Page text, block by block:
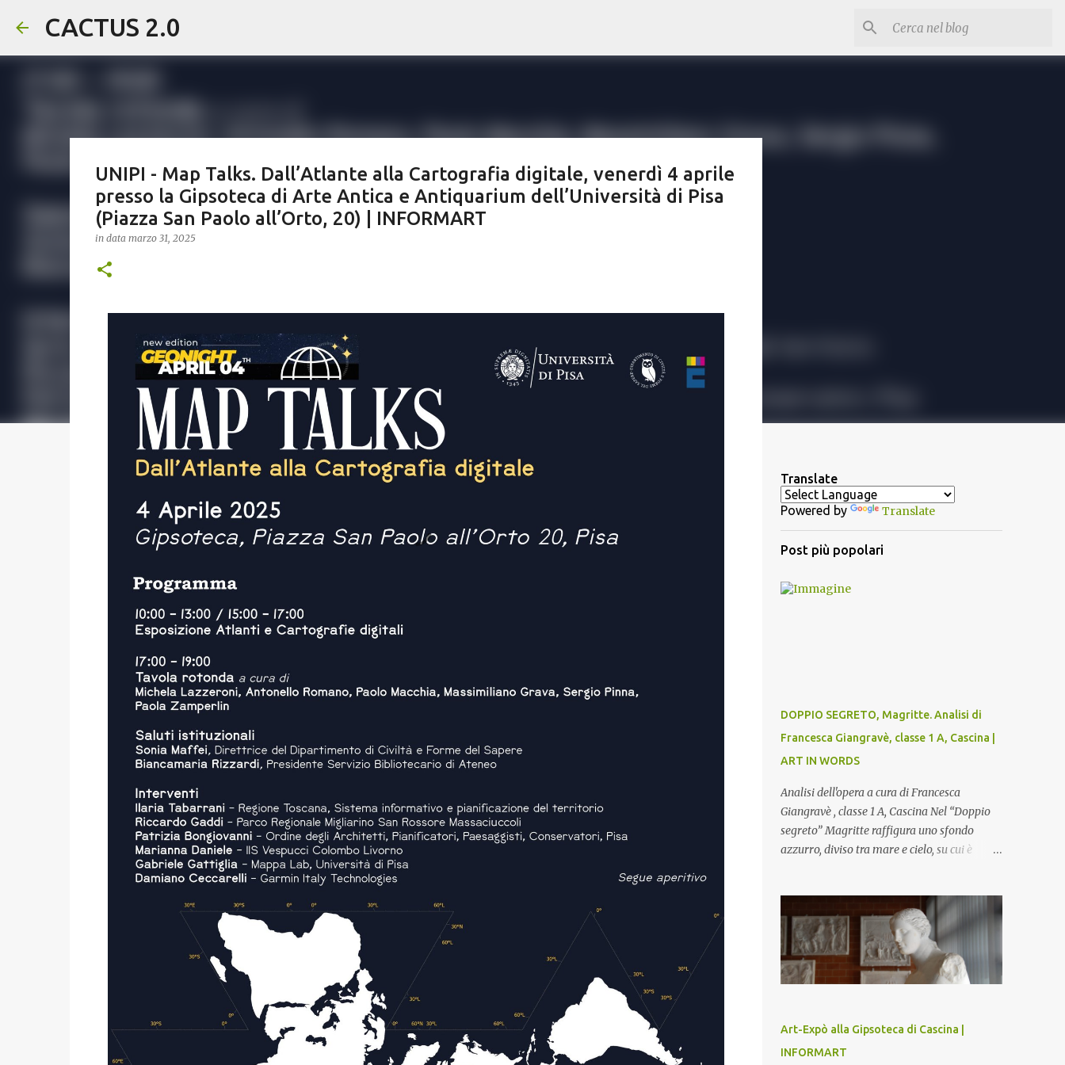
CACTUS 2.0
UNIPI - Map Talks. Dall’Atlante alla Cartografia digitale, venerdì 4 aprile
presso la Gipsoteca di Arte Antica e Antiquarium dell’Università di Pisa
(Piazza San Paolo all’Orto, 20) | INFORMART
in data marzo 31, 2025
Translate
Powered by Translate
Post più popolari
DOPPIO SEGRETO, Magritte. Analisi di
Francesca Giangravè, classe 1 A, Cascina |
ART IN WORDS
Analisi dell'opera a cura di Francesca
Giangravè , classe 1 A, Cascina Nel “Doppio
segreto” Magritte raffigura uno sfondo
azzurro, diviso tra mare e cielo, su cui è
testa è quasi uno strappo o un taglio, scopre
sulla destra l’interno del corpo: non organi
umani, ma una materia metallica, fatta di
cilindri e sfere, un motivo che Magritte
propone frequentemente nelle sue opere,
minaccioso, come se si trattasse di un
qualcosa di malinconico, sia per il colore che
per la consistenza del materiale. L’enigma
Art-Expò alla Gipsoteca di Cascina |
INFORMART